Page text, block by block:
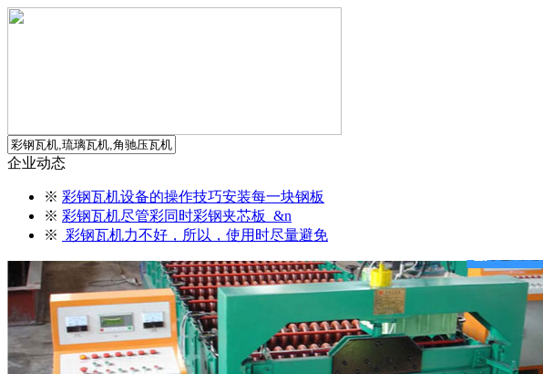
企业动态
※ 彩钢瓦机设备的操作技巧安装每一块钢板
※ 彩钢瓦机尽管彩同时彩钢夹芯板 &n
※ 彩钢瓦机力不好，所以，使用时尽量避免